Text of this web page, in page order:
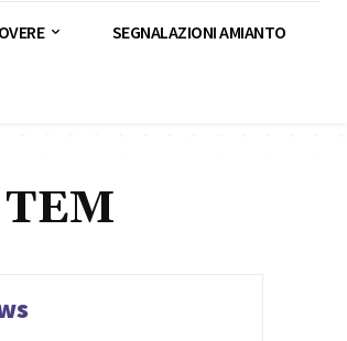
SEGNALAZIONI AMIANTO